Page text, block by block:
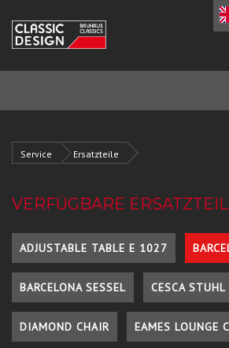
Service Ersatzteile
VERFÜGBARE
ADJUSTABLE TABLE E 1027
BARCELONA SESSEL CESCA STUHL
DIAMOND CHAIR EAMES LOUNGE